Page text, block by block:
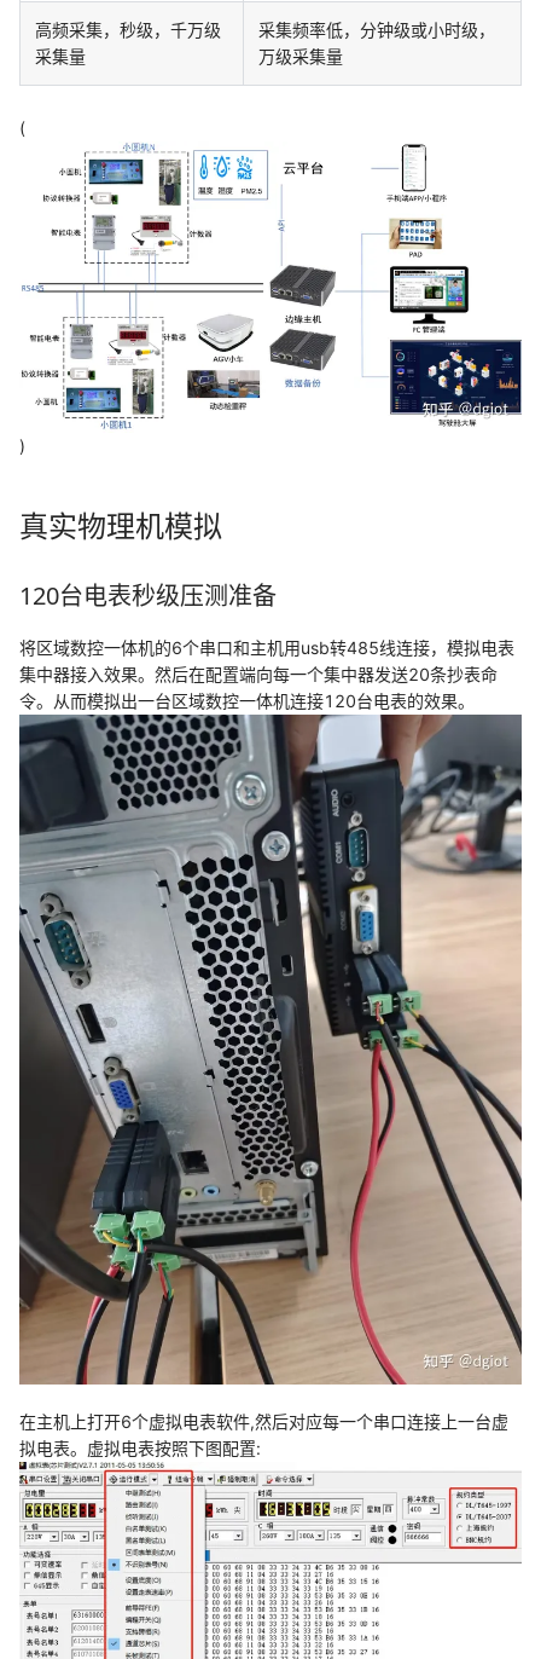
高频采集，秒级，千万级
采集量
采集频率低，分钟级或小时级，
万级采集量
(
)
真实物理机模拟
120台电表秒级压测准备
将区域数控一体机的6个串口和主机用usb转485线连接，模拟电表
集中器接入效果。然后在配置端向每一个集中器发送20条抄表命
令。从而模拟出一台区域数控一体机连接120台电表的效果。
在主机上打开6个虚拟电表软件,然后对应每一个串口连接上一台虚
拟电表。虚拟电表按照下图配置: